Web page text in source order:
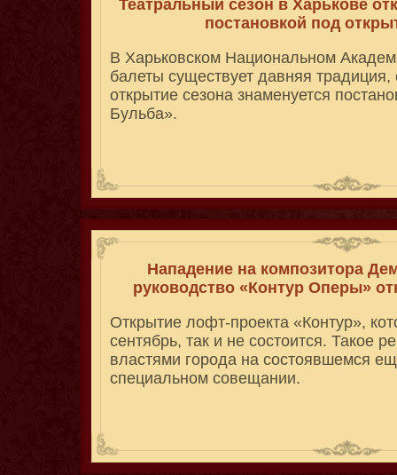
Театральный сезон в Харькове
постановкой под
В Харьковском Национальном
балеты существует давняя традиция,
открытие сезона знаменуется
Бульба».
Нападение на композитора
руководство «Контур Оперы»
Открытие лофт-проекта «Контур»,
сентябрь, так и не состоится. Такое
властями города на состоявшемся
специальном совещании.